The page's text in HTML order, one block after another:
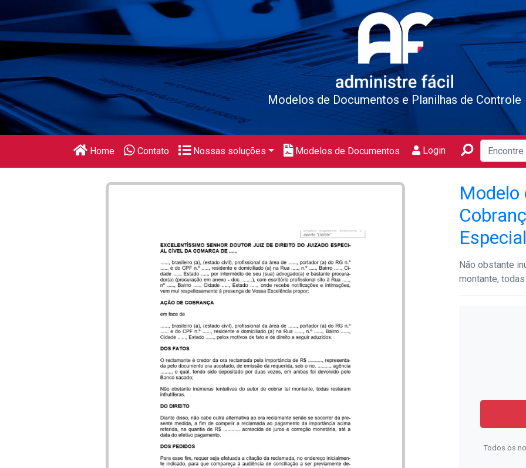
Modelos de Documentos e Planilhas de Controle
Home Contato Nossas soluções Modelos de Documentos Login
Modelo
Não obstante
montante,
Todos os